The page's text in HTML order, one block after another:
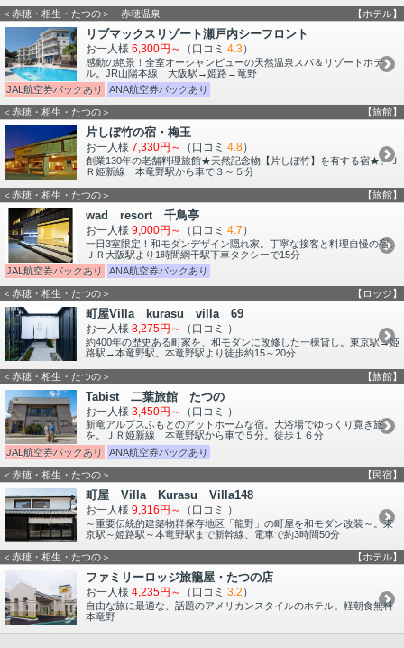
＜赤穂・相生・たつの＞ 赤穂温泉 【ホテル】
リブマックスリゾート瀬戸内シーフロント
お一人様 6,300円～ （口コミ 4.3）
感動の絶景！全室オーシャンビューの天然温泉スパ＆リゾートホテ
ル。JR山陽本線 大阪駅→姫路→竜野
JAL航空券パックあり
ANA航空券パックあり
＜赤穂・相生・たつの＞ 【旅館】
片しぼ竹の宿・梅玉
お一人様 7,330円～ （口コミ 4.8）
創業130年の老舗料理旅館★天然記念物【片しぼ竹】を有する宿★。Ｊ
Ｒ姫新線 本竜野駅から車で３～５分
＜赤穂・相生・たつの＞ 【旅館】
wad resort 千鳥亭
お一人様 9,000円～ （口コミ 4.7 ）
一日3室限定！和モダンデザイン隠れ家。丁寧な接客と料理自慢の宿。
ＪＲ大阪駅より1時間網干駅下車タクシーで15分
JAL航空券パックあり
ANA航空券パックあり
＜赤穂・相生・たつの＞ 【ロッジ】
町屋Villa kurasu villa 69
お一人様 8,275円～ （口コミ ）
約400年の歴史ある町家を、和モダンに改修した一棟貸し。東京駅→姫
路駅→本竜野駅。本竜野駅より徒歩約15～20分
＜赤穂・相生・たつの＞ 【旅館】
Tabist 二葉旅館 たつの
お一人様 3,450円～ （口コミ ）
新竜アルプスふもとのアットホームな宿。大浴場でゆっくり寛ぎ旅
を。ＪＲ姫新線 本竜野駅から車で５分。徒歩１６分
JAL航空券パックあり
ANA航空券パックあり
＜赤穂・相生・たつの＞ 【民宿】
町屋 Villa Kurasu Villa148
お一人様 9,316円～ （口コミ ）
～重要伝統的建築物群保存地区「龍野」の町屋を和モダン改装～。東
京駅～姫路駅～本竜野駅まで新幹線、電車で約3時間50分
＜赤穂・相生・たつの＞ 【ホテル】
ファミリーロッジ旅籠屋・たつの店
お一人様 4,235円～ （口コミ 3.2 ）
自由な旅に最適な、話題のアメリカンスタイルのホテル。軽朝食無料
本竜野